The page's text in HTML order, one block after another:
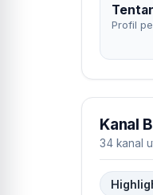
Profil
Kanal
34 kanal